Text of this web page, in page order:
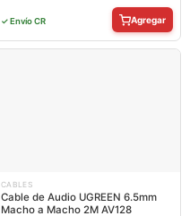
✓ Envío CR Agregar
CABLES
Cable de Audio UGREEN 6.5mm
Macho a Macho 2M AV128